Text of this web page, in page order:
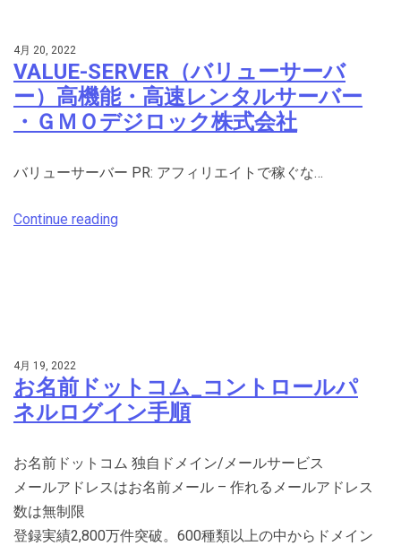
4月 20, 2022
VALUE-SERVER（バリューサーバ
ー）高機能・高速レンタルサーバー
・ＧＭＯデジロック株式会社
バリューサーバー PR: アフィリエイトで稼ぐな…
Continue reading
4月 19, 2022
お名前ドットコム_コントロールパ
ネルログイン手順
お名前ドットコム 独自ドメイン/メールサービス
メールアドレスはお名前メール – 作れるメールアドレス
数は無制限
登録実績2,800万件突破。600種類以上の中からドメイン